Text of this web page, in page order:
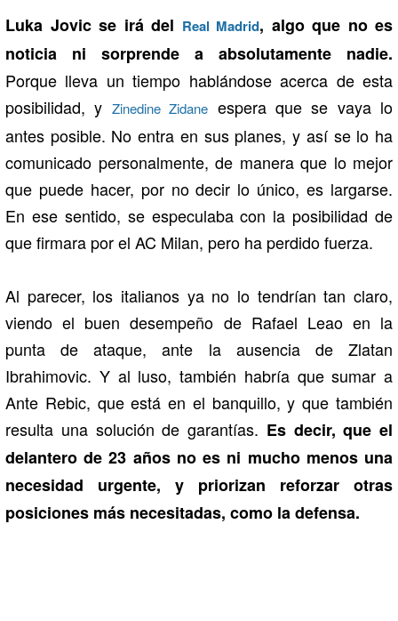
Luka Jovic se irá del Real Madrid, algo que no es
noticia ni sorprende a absolutamente nadie.
Porque lleva un tiempo hablándose acerca de esta
posibilidad, y Zinedine Zidane espera que se vaya lo
antes posible. No entra en sus planes, y así se lo ha
comunicado personalmente, de manera que lo mejor
que puede hacer, por no decir lo único, es largarse.
En ese sentido, se especulaba con la posibilidad de
que firmara por el AC Milan, pero ha perdido fuerza.
Al parecer, los italianos ya no lo tendrían tan claro,
viendo el buen desempeño de Rafael Leao en la
punta de ataque, ante la ausencia de Zlatan
Ibrahimovic. Y al luso, también habría que sumar a
Ante Rebic, que está en el banquillo, y que también
resulta una solución de garantías. Es decir, que el
delantero de 23 años no es ni mucho menos una
necesidad urgente, y priorizan reforzar otras
posiciones más necesitadas, como la defensa.